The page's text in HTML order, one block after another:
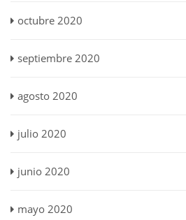
octubre 2020
septiembre 2020
agosto 2020
julio 2020
junio 2020
mayo 2020